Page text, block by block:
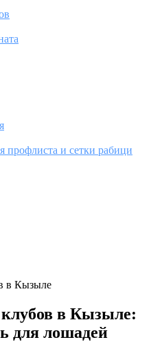
профлиста и сетки рабици
в Кызыле
в Кызыле:
для лошадей